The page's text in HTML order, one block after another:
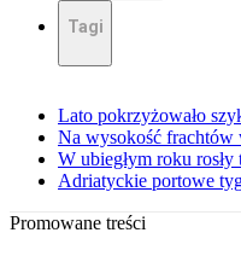
Tagi
Lato pokrzyżowało
Na wysokość frachtów
W ubiegłym roku
Adriatyckie portowe
Promowane treści